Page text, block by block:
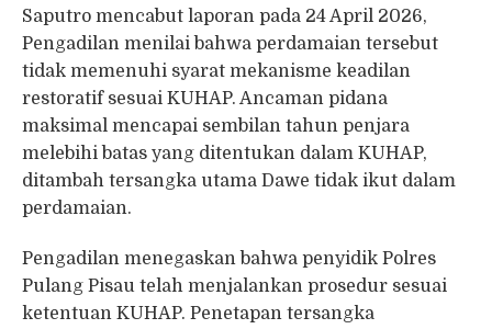
Saputro mencabut laporan pada 24 April 2026,
Pengadilan menilai bahwa perdamaian tersebut
tidak memenuhi syarat mekanisme keadilan
restoratif sesuai KUHAP. Ancaman pidana
maksimal mencapai sembilan tahun penjara
melebihi batas yang ditentukan dalam KUHAP,
ditambah tersangka utama Dawe tidak ikut dalam
perdamaian.
Pengadilan menegaskan bahwa penyidik Polres
Pulang Pisau telah menjalankan prosedur sesuai
ketentuan KUHAP. Penetapan tersangka